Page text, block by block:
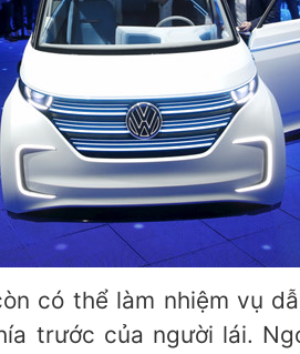
có thể làm nhiệm vụ
trước của người lái.